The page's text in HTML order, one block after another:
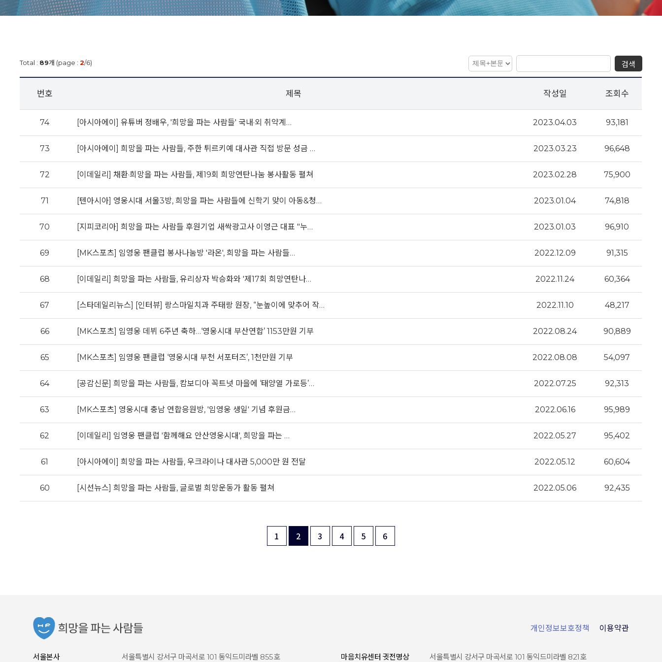
Total : 89개 (page :2/6) 검색
번호 제목 작성일 조회수
74 [아시아에이] 유튜버 정배우, '희망을 파는 사람들' 국내·외 취약계… 2023.04.03 93,181
73 [아시아에이] 희망을 파는 사람들, 주한 튀르키예 대사관 직접 방문 성금 … 2023.03.23 96,648
72 [이데일리] 채환·희망을 파는 사람들, 제19회 희망연탄나눔 봉사활동 펼쳐 2023.02.28 75,900
71 [텐아시아] 영웅시대 서울3방, 희망을 파는 사람들에 신학기 맞이 아동&청… 2023.01.04 74,818
70 [지피코리아] 희망을 파는 사람들 후원기업 새싹광고사 이영근 대표 "누… 2023.01.03 96,910
69 [MK스포츠] 임영웅 팬클럽 봉사나눔방 '라온', 희망을 파는 사람들… 2022.12.09 91,315
68 [이데일리] 희망을 파는 사람들, 유리상자 박승화와 '제17회 희망연탄나… 2022.11.24 60,364
67 [스타데일리뉴스] [인터뷰] 랑스마일치과 주태랑 원장, “눈높이에 맞추어 작… 2022.11.10 48,217
66 [MK스포츠] 임영웅 데뷔 6주년 축하…‘영웅시대 부산연합’ 1153만원 기부 2022.08.24 90,889
65 [MK스포츠] 임영웅 팬클럽 ‘영웅시대 부천 서포터즈’, 1천만원 기부 2022.08.08 54,097
64 [공감신문] 희망을 파는 사람들, 캄보디아 꼭트넛 마을에 ‘태양열 가로등’… 2022.07.25 92,313
63 [MK스포츠] 영웅시대 충남 연합응원방, '임영웅 생일' 기념 후원금… 2022.06.16 95,989
62 [이데일리] 임영웅 팬클럽 '함께해요 안산영웅시대', 희망을 파는 … 2022.05.27 95,402
61 [아시아에이] 희망을 파는 사람들, 우크라이나 대사관 5,000만 원 전달 2022.05.12 60,604
60 [시선뉴스] 희망을 파는 사람들, 글로벌 희망운동가 활동 펼쳐 2022.05.06 92,435
1 2 3 4 5 6
개인정보보호정책 이용약관
서울본사 서울특별시 강서구 마곡서로 101 동익드미라벨 855호 마음치유센터 귓전명상 서울특별시 강서구 마곡서로 101 동익드미라벨 821호